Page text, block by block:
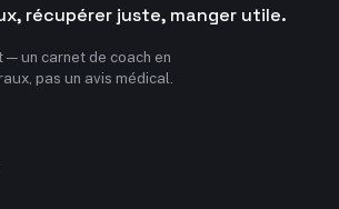
récupérer juste, manger utile.
— un carnet de coach en
pas un avis médical.